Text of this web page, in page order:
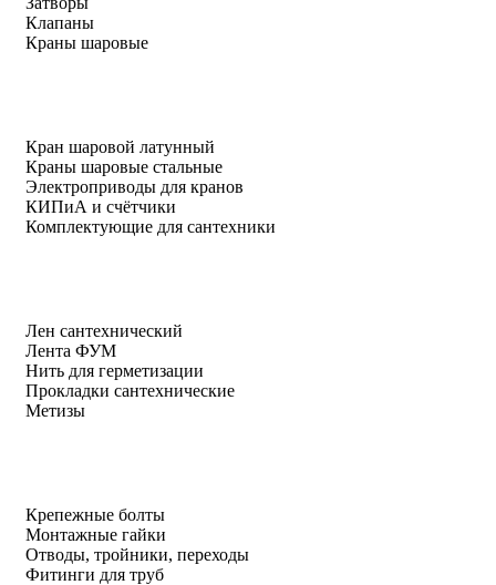
Клапаны
Краны шаровые
Кран шаровой латунный
Краны шаровые стальные
Электроприводы для кранов
КИПиА и счётчики
Комплектующие для сантехники
Лен сантехнический
Лента ФУМ
Нить для герметизации
Прокладки сантехнические
Метизы
Крепежные болты
Монтажные гайки
Отводы, тройники, переходы
Фитинги для труб